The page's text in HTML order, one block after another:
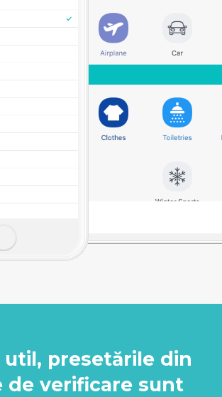
util, presetările din
de verificare sunt